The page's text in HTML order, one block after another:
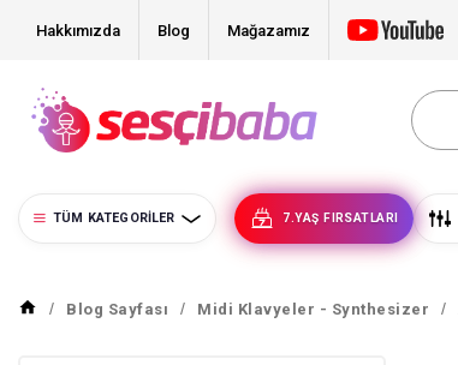
Hakkımızda Blog Mağazamız
TÜM KATEGORILER 7.YAŞ FIRSATLARI
Blog Sayfası Midi Klavyeler - Synthesizer